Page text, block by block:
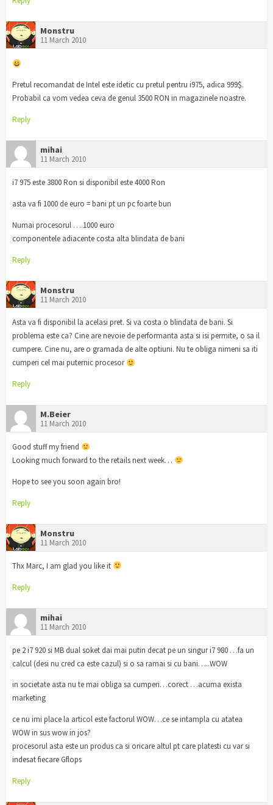
Monstru
11 March 2010
Pretul recomandat de Intel este idetic cu pretul pentru i975, adica 999$.
Probabil ca vom vedea ceva de genul 3500 RON in magazinele noastre.
Reply
mihai
11 March 2010
i7 975 este 3800 Ron si disponibil este 4000 Ron
asta va fi 1000 de euro = bani pt un pc foarte bun
Numai procesorul ….1000 euro
componentele adiacente costa alta blindata de bani
Reply
Monstru
11 March 2010
Asta va fi disponibil la acelasi pret. Si va costa o blindata de bani. Si
problema este ca? Cine are nevoie de performanta asta si isi permite, o sa il
cumpere. Cine nu, are o gramada de alte optiuni. Nu te obliga nimeni sa iti
cumperi cel mai puternic procesor
Reply
M.Beier
11 March 2010
Good stuff my friend
Looking much forward to the retails next week…
Hope to see you soon again bro!
Reply
Monstru
11 March 2010
Thx Marc, I am glad you like it
Reply
mihai
11 March 2010
pe 2 i7 920 si MB dual soket dai mai putin decat pe un singur i7 980 …fa un
calcul (desi nu cred ca este cazul) si o sa ramai si cu bani…..WOW
in societate asta nu te mai obliga sa cumperi…corect …acuma exista
marketing
ce nu imi place la articol este factorul WOW…ce se intampla cu atatea
WOW in sus wow in jos?
procesorul asta este un produs ca si oricare altul pt care platesti cu var si
indesat fiecare Gflops
Reply